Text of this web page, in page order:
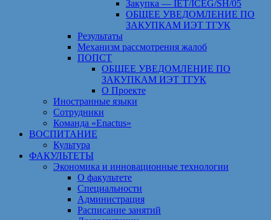
Закупка — IET/ICEG/SH/05
ОБЩЕЕ УВЕДОМЛЕНИЕ ПО
ЗАКУПКАМ ИЭТ ТГУК
Результаты
Механизм рассмотрения жалоб
ПОПСТ
ОБЩЕЕ УВЕДОМЛЕНИЕ ПО
ЗАКУПКАМ ИЭТ ТГУК
О Проекте
Иностранные языки
Сотрудники
Команда «Enactus»
ВОСПИТАНИЕ
Культура
ФАКУЛЬТЕТЫ
Экономика и инновационные технологии
О факультете
Специальности
Администрация
Расписание занятий